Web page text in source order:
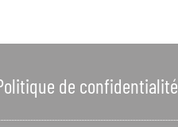
de confidentialité